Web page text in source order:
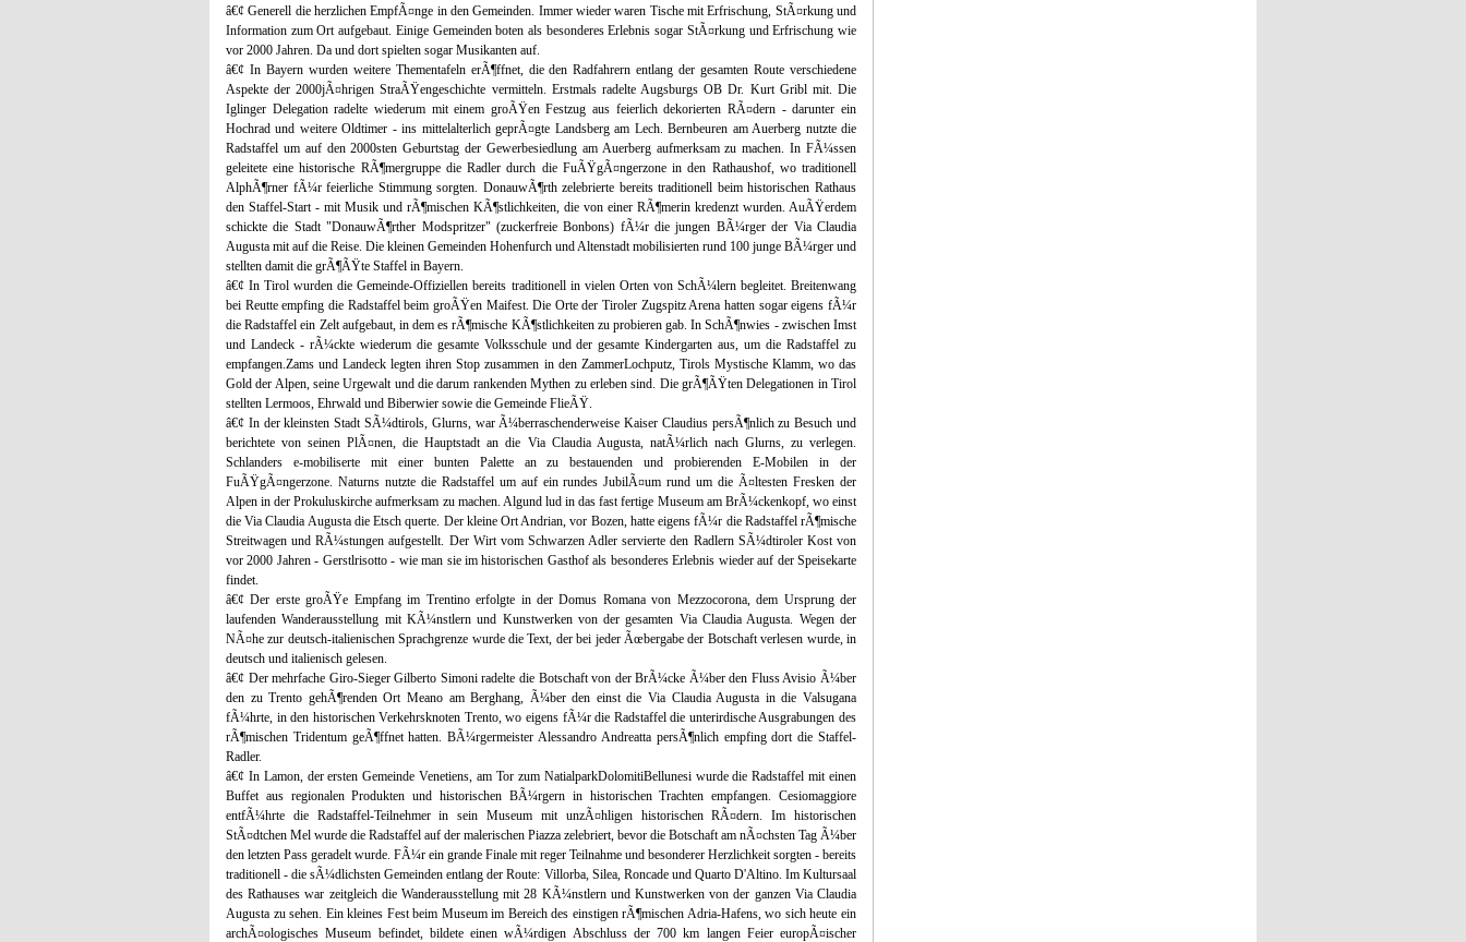
â€¢ Generell die herzlichen EmpfÃ¤nge in den Gemeinden. Immer wieder waren Tische mit Erfrischung, StÃ¤rkung und
Information zum Ort aufgebaut. Einige Gemeinden boten als besonderes Erlebnis sogar StÃ¤rkung und Erfrischung wie
vor 2000 Jahren. Da und dort spielten sogar Musikanten auf.
â€¢ In Bayern wurden weitere Thementafeln erÃ¶ffnet, die den Radfahrern entlang der gesamten Route verschiedene
Aspekte der 2000jÃ¤hrigen StraÃŸengeschichte vermitteln. Erstmals radelte Augsburgs OB Dr. Kurt Gribl mit. Die
Iglinger Delegation radelte wiederum mit einem groÃŸen Festzug aus feierlich dekorierten RÃ¤dern - darunter ein
Hochrad und weitere Oldtimer - ins mittelalterlich geprÃ¤gte Landsberg am Lech. Bernbeuren am Auerberg nutzte die
Radstaffel um auf den 2000sten Geburtstag der Gewerbesiedlung am Auerberg aufmerksam zu machen. In FÃ¼ssen
geleitete eine historische RÃ¶mergruppe die Radler durch die FuÃŸgÃ¤ngerzone in den Rathaushof, wo traditionell
AlphÃ¶rner fÃ¼r feierliche Stimmung sorgten. DonauwÃ¶rth zelebrierte bereits traditionell beim historischen Rathaus
den Staffel-Start - mit Musik und rÃ¶mischen KÃ¶stlichkeiten, die von einer RÃ¶merin kredenzt wurden. AuÃŸerdem
schickte die Stadt "DonauwÃ¶rther Modspritzer" (zuckerfreie Bonbons) fÃ¼r die jungen BÃ¼rger der Via Claudia
Augusta mit auf die Reise. Die kleinen Gemeinden Hohenfurch und Altenstadt mobilisierten rund 100 junge BÃ¼rger und
stellten damit die grÃ¶ÃŸte Staffel in Bayern.
â€¢ In Tirol wurden die Gemeinde-Offiziellen bereits traditionell in vielen Orten von SchÃ¼lern begleitet. Breitenwang
bei Reutte empfing die Radstaffel beim groÃŸen Maifest. Die Orte der Tiroler Zugspitz Arena hatten sogar eigens fÃ¼r
die Radstaffel ein Zelt aufgebaut, in dem es rÃ¶mische KÃ¶stlichkeiten zu probieren gab. In SchÃ¶nwies - zwischen Imst
und Landeck - rÃ¼ckte wiederum die gesamte Volksschule und der gesamte Kindergarten aus, um die Radstaffel zu
empfangen.Zams und Landeck legten ihren Stop zusammen in den ZammerLochputz, Tirols Mystische Klamm, wo das
Gold der Alpen, seine Urgewalt und die darum rankenden Mythen zu erleben sind. Die grÃ¶ÃŸten Delegationen in Tirol
stellten Lermoos, Ehrwald und Biberwier sowie die Gemeinde FlieÃŸ.
â€¢ In der kleinsten Stadt SÃ¼dtirols, Glurns, war Ã¼berraschenderweise Kaiser Claudius persÃ¶nlich zu Besuch und
berichtete von seinen PlÃ¤nen, die Hauptstadt an die Via Claudia Augusta, natÃ¼rlich nach Glurns, zu verlegen.
Schlanders e-mobiliserte mit einer bunten Palette an zu bestauenden und probierenden E-Mobilen in der
FuÃŸgÃ¤ngerzone. Naturns nutzte die Radstaffel um auf ein rundes JubilÃ¤um rund um die Ã¤ltesten Fresken der
Alpen in der Prokuluskirche aufmerksam zu machen. Algund lud in das fast fertige Museum am BrÃ¼ckenkopf, wo einst
die Via Claudia Augusta die Etsch querte. Der kleine Ort Andrian, vor Bozen, hatte eigens fÃ¼r die Radstaffel rÃ¶mische
Streitwagen und RÃ¼stungen aufgestellt. Der Wirt vom Schwarzen Adler servierte den Radlern SÃ¼dtiroler Kost von
vor 2000 Jahren - Gerstlrisotto - wie man sie im historischen Gasthof als besonderes Erlebnis wieder auf der Speisekarte
findet.
â€¢ Der erste groÃŸe Empfang im Trentino erfolgte in der Domus Romana von Mezzocorona, dem Ursprung der
laufenden Wanderausstellung mit KÃ¼nstlern und Kunstwerken von der gesamten Via Claudia Augusta. Wegen der
NÃ¤he zur deutsch-italienischen Sprachgrenze wurde die Text, der bei jeder Ãœbergabe der Botschaft verlesen wurde, in
deutsch und italienisch gelesen.
â€¢ Der mehrfache Giro-Sieger Gilberto Simoni radelte die Botschaft von der BrÃ¼cke Ã¼ber den Fluss Avisio Ã¼ber
den zu Trento gehÃ¶renden Ort Meano am Berghang, Ã¼ber den einst die Via Claudia Augusta in die Valsugana
fÃ¼hrte, in den historischen Verkehrsknoten Trento, wo eigens fÃ¼r die Radstaffel die unterirdische Ausgrabungen des
rÃ¶mischen Tridentum geÃ¶ffnet hatten. BÃ¼rgermeister Alessandro Andreatta persÃ¶nlich empfing dort die Staffel-
Radler.
â€¢ In Lamon, der ersten Gemeinde Venetiens, am Tor zum NatialparkDolomitiBellunesi wurde die Radstaffel mit einen
Buffet aus regionalen Produkten und historischen BÃ¼rgern in historischen Trachten empfangen. Cesiomaggiore
entfÃ¼hrte die Radstaffel-Teilnehmer in sein Museum mit unzÃ¤hligen historischen RÃ¤dern. Im historischen
StÃ¤dtchen Mel wurde die Radstaffel auf der malerischen Piazza zelebriert, bevor die Botschaft am nÃ¤chsten Tag Ã¼ber
den letzten Pass geradelt wurde. FÃ¼r ein grande Finale mit reger Teilnahme und besonderer Herzlichkeit sorgten - bereits
traditionell - die sÃ¼dlichsten Gemeinden entlang der Route: Villorba, Silea, Roncade und Quarto D'Altino. Im Kultursaal
des Rathauses war zeitgleich die Wanderausstellung mit 28 KÃ¼nstlern und Kunstwerken von der ganzen Via Claudia
Augusta zu sehen. Ein kleines Fest beim Museum im Bereich des einstigen rÃ¶mischen Adria-Hafens, wo sich heute ein
archÃ¤ologisches Museum befindet, bildete einen wÃ¼rdigen Abschluss der 700 km langen Feier europÃ¤ischer